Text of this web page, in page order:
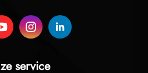
service